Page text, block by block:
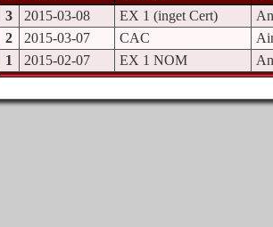
3
2015-03-08 EX 1 (inget Cert)
2
2015-03-07 CAC
1
2015-02-07 EX 1 NOM